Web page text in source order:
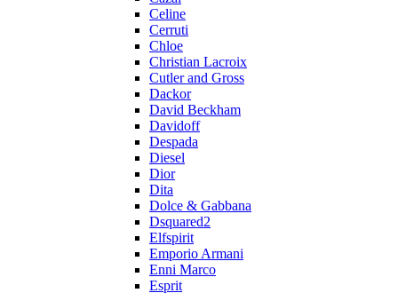
Celine
Cerruti
Chloe
Christian Lacroix
Cutler and Gross
Dackor
David Beckham
Davidoff
Despada
Diesel
Dior
Dita
Dolce & Gabbana
Dsquared2
Elfspirit
Emporio Armani
Enni Marco
Esprit